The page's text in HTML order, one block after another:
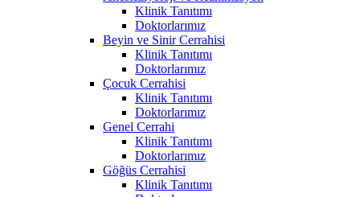
Klinik Tanıtımı
Doktorlarımız
Beyin ve Sinir Cerrahisi
Klinik Tanıtımı
Doktorlarımız
Çocuk Cerrahisi
Klinik Tanıtımı
Doktorlarımız
Genel Cerrahi
Klinik Tanıtımı
Doktorlarımız
Göğüs Cerrahisi
Klinik Tanıtımı